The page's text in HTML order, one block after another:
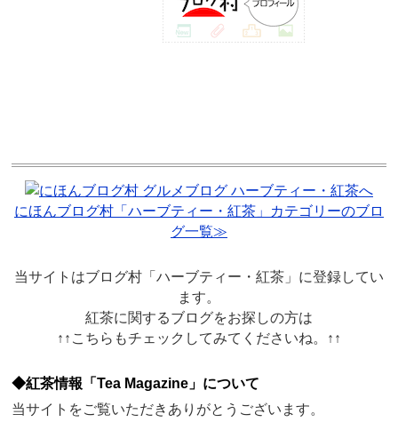
にほんブログ村「ハーブティー・紅茶」カテゴリーのブロ
グ一覧≫
当サイトはブログ村「ハーブティー・紅茶」に登録してい
ます。
紅茶に関するブログをお探しの方は
↑↑こちらもチェックしてみてくださいね。↑↑
◆紅茶情報「Tea Magazine」について
当サイトをご覧いただきありがとうございます。